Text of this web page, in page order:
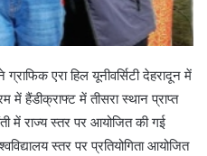
एरा हिल यूनीवर्सिटी देहरादून में
हैंडीक्राफ्ट में तीसरा स्थान प्राप्त
में राज्य स्तर पर आयोजित की गई
स्तर पर प्रतियोगिता आयोजित